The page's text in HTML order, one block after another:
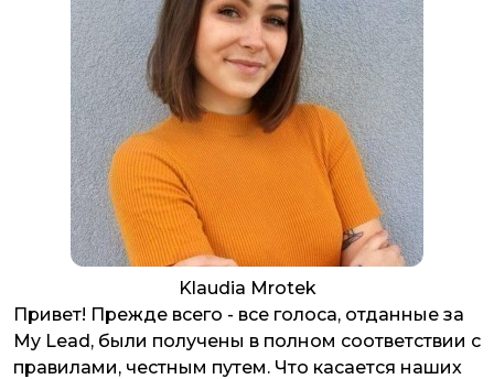
Klaudia Mrotek
Привет! Прежде всего - все голоса, отданные за
My Lead, были получены в полном соответствии с
правилами, честным путем. Что касается наших